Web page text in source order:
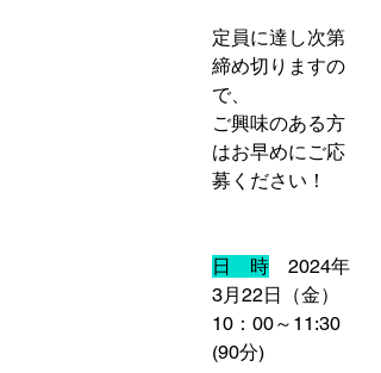
定員に達し次第
締め切りますの
で、
ご興味のある方
はお早めにご応
募ください！
日　時 2024年
3月22日（金）
10：00～11:30
(90分)